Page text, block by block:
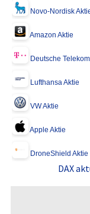
Novo-Nordisk
Amazon Aktie
Deutsche
Lufthansa Aktie
VW Aktie
Apple Aktie
DroneShield Aktie
DAX